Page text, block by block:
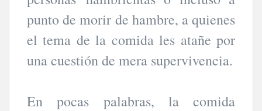
punto de morir de hambre, a quienes
el tema de la comida les atañe por
una cuestión de mera supervivencia.
En pocas palabras, la comida